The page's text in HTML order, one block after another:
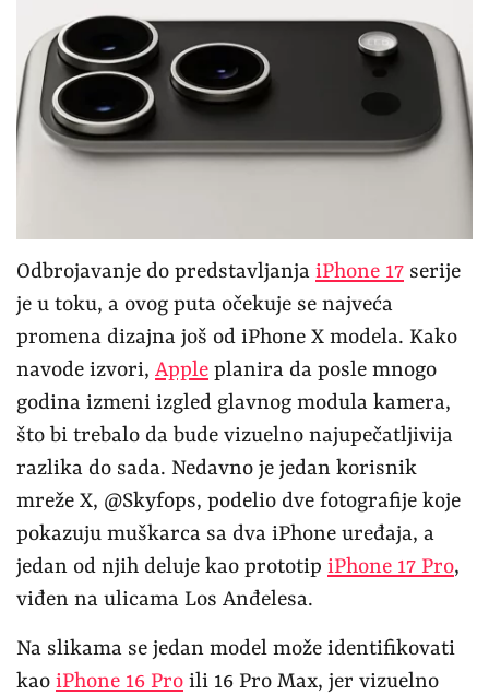
Odbrojavanje do predstavljanja iPhone 17 serije
je u toku, a ovog puta očekuje se najveća
promena dizajna još od iPhone X modela. Kako
navode izvori, Apple planira da posle mnogo
godina izmeni izgled glavnog modula kamera,
što bi trebalo da bude vizuelno najupečatljivija
razlika do sada. Nedavno je jedan korisnik
mreže X, @Skyfops, podelio dve fotografije koje
pokazuju muškarca sa dva iPhone uređaja, a
jedan od njih deluje kao prototip iPhone 17 Pro,
viđen na ulicama Los Anđelesa.
Na slikama se jedan model može identifikovati
kao iPhone 16 Pro ili 16 Pro Max, jer vizuelno